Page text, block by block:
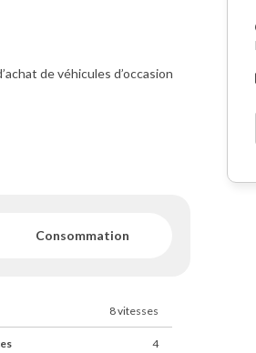
de véhicules d’occasion
Consommation
8 vitesses
4